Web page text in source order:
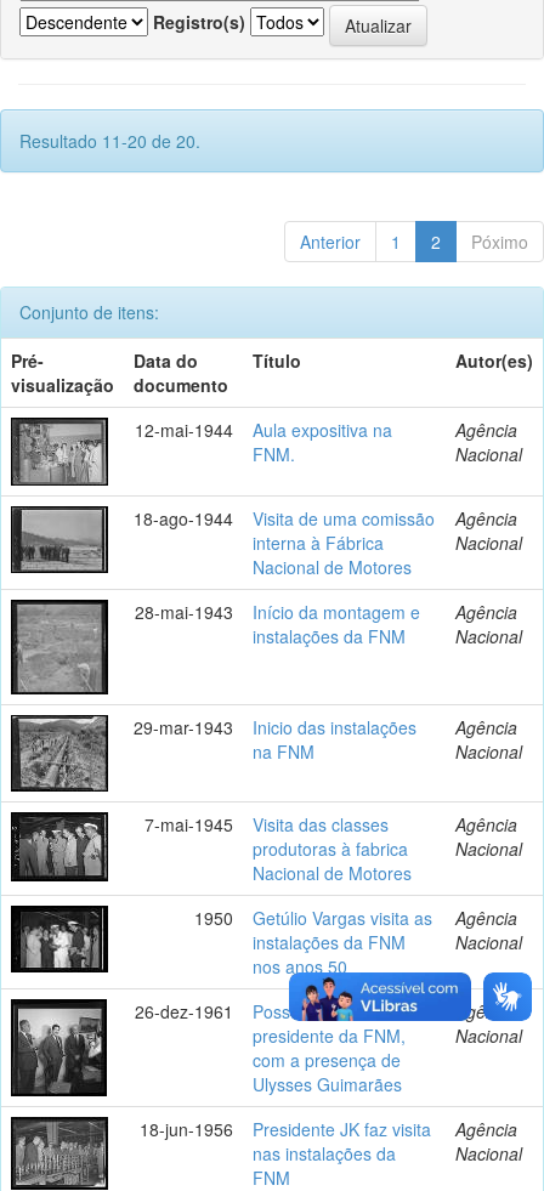
Registro(s)
Resultado 11-20 de 20.
Anterior 1 2 Póximo
Conjunto de itens:
Pré-
visualização
Data do
documento
Título Autor(es)
12-mai-1944
Aula expositiva na
FNM.
Agência
Nacional
18-ago-1944
Visita de uma comissão
interna à Fábrica
Nacional de Motores
Agência
Nacional
28-mai-1943
Início da montagem e
instalações da FNM
Agência
Nacional
29-mar-1943
Inicio das instalações
na FNM
Agência
Nacional
7-mai-1945
Visita das classes
produtoras à fabrica
Nacional de Motores
Agência
Nacional
1950
Getúlio Vargas visita as
instalações da FNM
nos anos 50
Agência
Nacional
26-dez-1961
Posse do novo
presidente da FNM,
com a presença de
Ulysses Guimarães
Agência
Nacional
18-jun-1956
Presidente JK faz visita
nas instalações da
FNM
Agência
Nacional